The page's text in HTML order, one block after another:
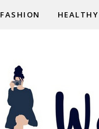
FASHION HEALTHY